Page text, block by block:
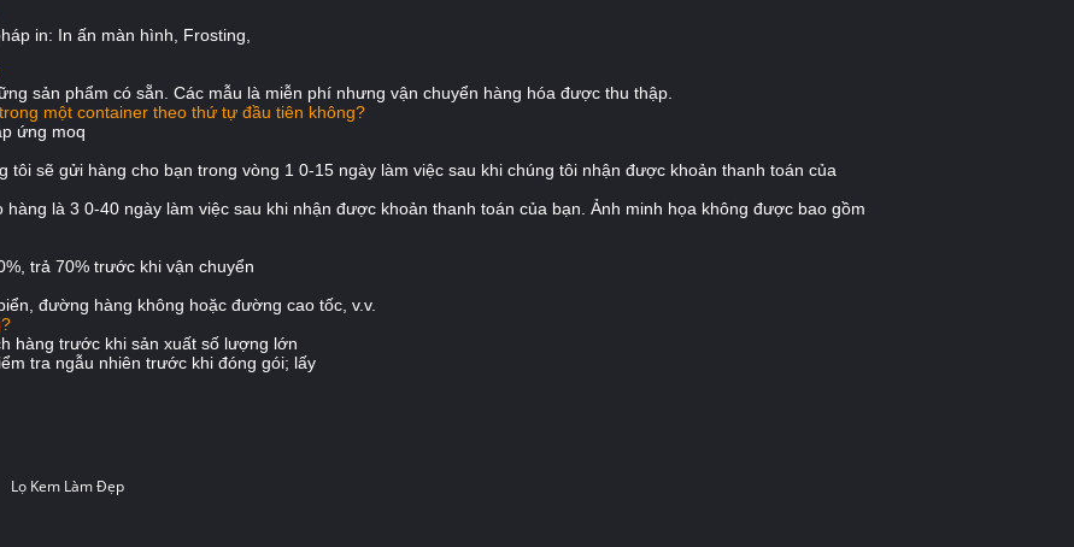
in: In ấn màn hình, Frosting,
sản phẩm có sẵn. Các mẫu là miễn phí nhưng vận chuyển hàng hóa được thu thập.
một container theo thứ tự đầu tiên không?
ứng moq
tôi sẽ gửi hàng cho bạn trong vòng 1 0-15 ngày làm việc sau khi chúng tôi nhận được khoản thanh toán của
hàng là 3 0-40 ngày làm việc sau khi nhận được khoản thanh toán của bạn. Ảnh minh họa không được bao gồm
trả 70% trước khi vận chuyển
đường hàng không hoặc đường cao tốc, v.v.
hàng trước khi sản xuất số lượng lớn
tra ngẫu nhiên trước khi đóng gói; lấy
Lọ Kem Làm Đẹp